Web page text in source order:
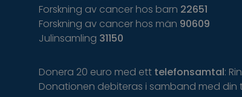
Forskning av cancer hos barn 22651
Forskning av cancer hos män 90609
Julinsamling 31150
Donera 20 euro med ett telefonsamtal:
Donationen debiteras i samband med din